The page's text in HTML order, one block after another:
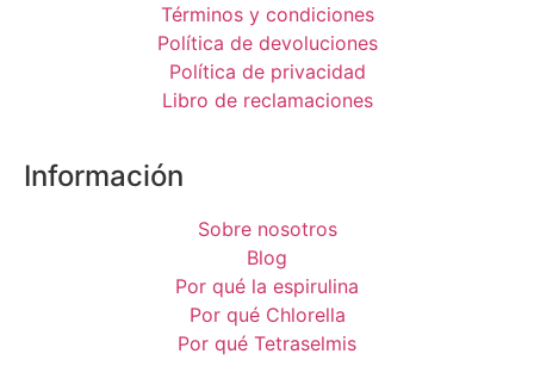
Términos y condiciones
Política de devoluciones
Política de privacidad
Libro de reclamaciones
Información
Sobre nosotros
Blog
Por qué la espirulina
Por qué Chlorella
Por qué Tetraselmis